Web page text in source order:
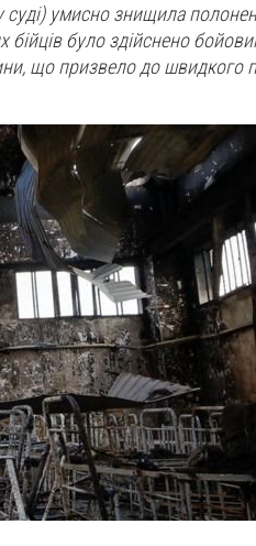
умисно знищила
бійців було здійснено
що призвело до швидкого